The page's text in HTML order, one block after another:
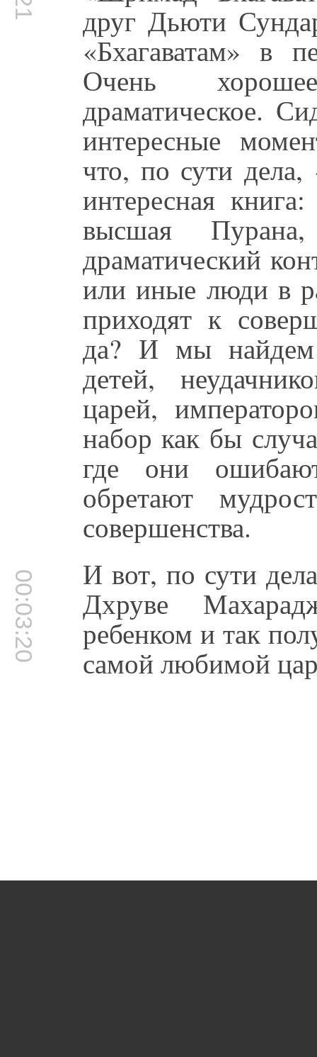
друг Дьюти
«Бхагаватам» в
Очень
драматическое.
интересные
что, по сути
интересная
высшая
драматический
или иные люди в
приходят к
да? И мы найдем
детей,
царей,
набор как бы
где они
обретают
совершенства.
00:03:20 И вот, по сути
Дхруве
ребенком и так
самой любимой